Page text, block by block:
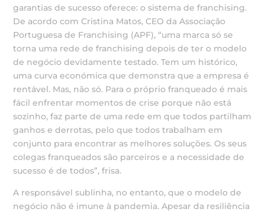
garantias de sucesso oferece: o sistema de franchising.
De acordo com Cristina Matos, CEO da Associação
Portuguesa de Franchising (APF), “uma marca só se
torna uma rede de franchising depois de ter o modelo
de negócio devidamente testado. Tem um histórico,
uma curva económica que demonstra que a empresa é
rentável. Mas, não só. Para o próprio franqueado é mais
fácil enfrentar momentos de crise porque não está
sozinho, faz parte de uma rede em que todos partilham
ganhos e derrotas, pelo que todos trabalham em
conjunto para encontrar as melhores soluções. Os seus
colegas franqueados são parceiros e a necessidade de
sucesso é de todos”, frisa.
A responsável sublinha, no entanto, que o modelo de
negócio não é imune à pandemia. Apesar da resiliência